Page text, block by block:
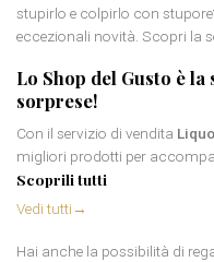
stupirlo e colpirlo con
eccezionali novità. Scopri la
Lo Shop del Gusto è
sorprese!
Con il servizio di vendita
migliori prodotti per
Scoprili tutti
Vedi tutti→
Hai anche la possibilità di